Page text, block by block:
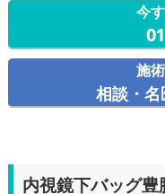
今
施
相談・名
内視鏡下バッグ豊